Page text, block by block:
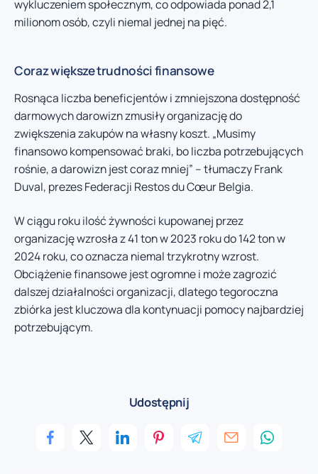
wykluczeniem społecznym, co odpowiada ponad 2,1
milionom osób, czyli niemal jednej na pięć.
Coraz większe trudności finansowe
Rosnąca liczba beneficjentów i zmniejszona dostępność
darmowych darowizn zmusiły organizację do
zwiększenia zakupów na własny koszt. „Musimy
finansowo kompensować braki, bo liczba potrzebujących
rośnie, a darowizn jest coraz mniej” – tłumaczy Frank
Duval, prezes Federacji Restos du Cœur Belgia.
W ciągu roku ilość żywności kupowanej przez
organizację wzrosła z 41 ton w 2023 roku do 142 ton w
2024 roku, co oznacza niemal trzykrotny wzrost.
Obciążenie finansowe jest ogromne i może zagrozić
dalszej działalności organizacji, dlatego tegoroczna
zbiórka jest kluczowa dla kontynuacji pomocy najbardziej
potrzebującym.
Udostępnij